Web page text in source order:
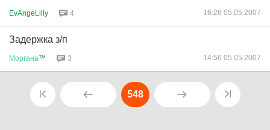
EvAngeLilly 4 16:26 05.05.2007
Задержка з/п
Моргана™ 3 14:56 05.05.2007
548